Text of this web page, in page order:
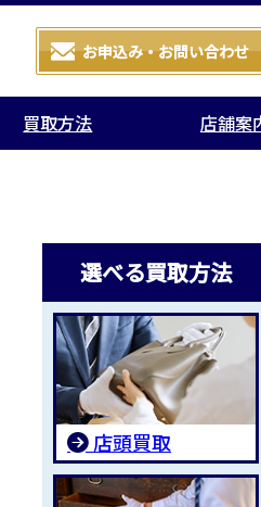
買取方法 店舗案
選べる買取方法
店頭買取